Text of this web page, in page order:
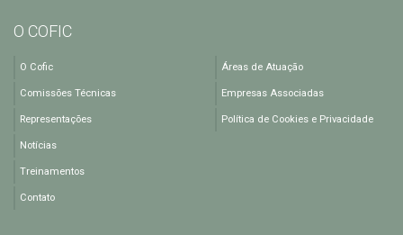
O COFIC
O Cofic
Comissões Técnicas
Representações
Áreas de Atuação
Empresas Associadas
Política de Cookies e Privacidade
Notícias
Treinamentos
Contato